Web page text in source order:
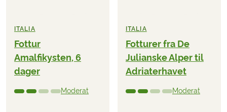
ITALIA
Fottur
Amalfikysten, 6
dager
Moderat
ITALIA
Fotturer fra De
Julianske Alper til
Adriaterhavet
Moderat